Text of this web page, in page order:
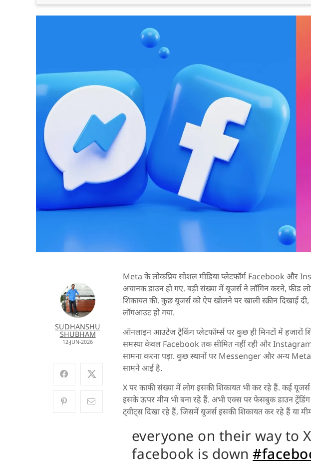
SUDHANSHU
SHUBHAM
12-JUN-2026
Meta के लोकप्रिय सोशल मीडिया प्लेटफॉर्म Facebook और
अचानक डाउन हो गए. बड़ी संख्या में यूजर्स ने लॉगिन करने, फीड
शिकायत की. कुछ यूजर्स को ऐप खोलने पर खाली स्क्रीन दिखाई
लॉगआउट हो गया.
ऑनलाइन आउटेज ट्रैकिंग प्लेटफॉर्म्स पर कुछ ही मिनटों में हजारों
समस्या केवल Facebook तक सीमित नहीं रही और
सामना करना पड़ा. कुछ स्थानों पर Messenger और अन्य Meta
सामने आई है.
X पर काफी संख्या में लोग इसकी शिकायत भी कर रहे हैं. कई
इसके ऊपर मीम भी बना रहे हैं. अभी एक्स पर फेसबुक डाउन
ट्वीट्स दिखा रहे हैं, जिसमें यूजर्स इसकी शिकायत कर रहे हैं या
everyone on their way to
facebook is down